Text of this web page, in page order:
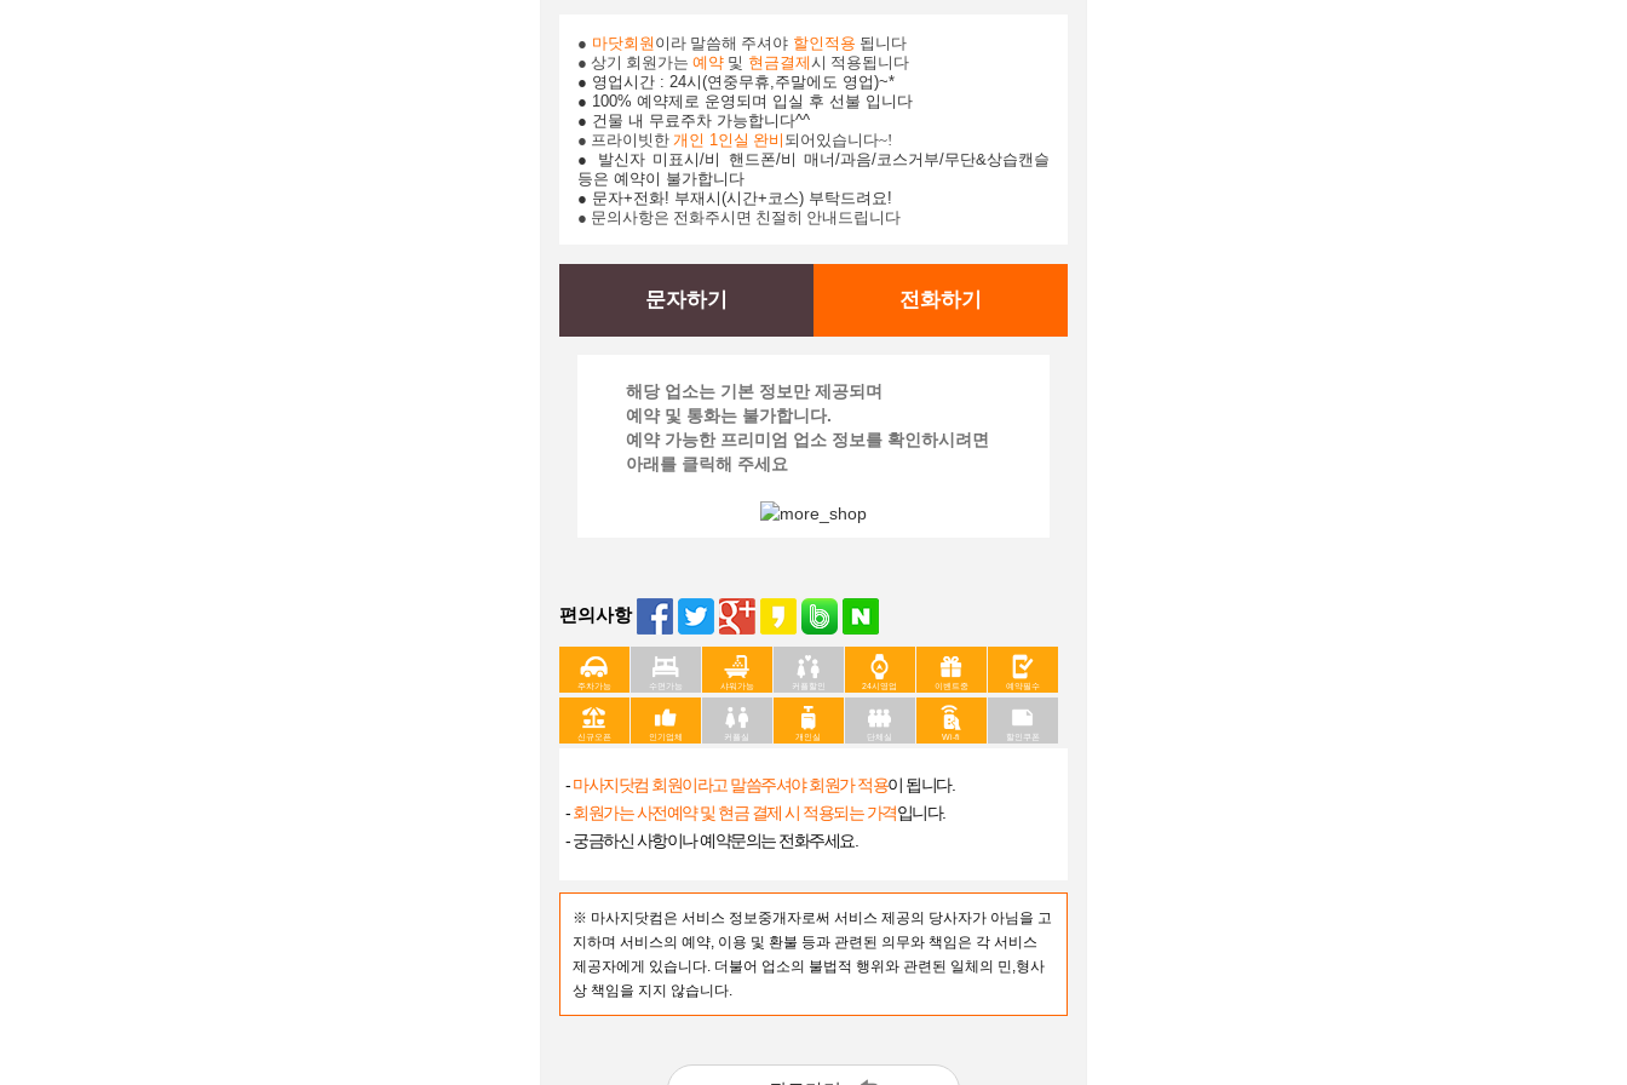
● 마닷회원 이라 말씀해 주셔야 할인적용 됩니다
● 상기 회원가는 예약 및 현금결제시 적용됩니다
● 영업시간 : 24시(연중무휴,주말에도 영업)~*
● 100% 예약제로 운영되며 입실 후 선불 입니다
● 건물 내 무료주차 가능합니다^^
● 프라이빗한 개인 1인실 완비 되어있습니다~!
● 발신자 미표시/비 핸드폰/비 매너/과음/코스거부/무단&상습캔슬
등은 예약이 불가합니다
● 문자+전화! 부재시(시간+코스) 부탁드려요!
● 문의사항은 전화주시면 친절히 안내드립니다
문자하기 전화하기
해당 업소는 기본 정보만 제공되며
예약 및 통화는 불가합니다.
예약 가능한 프리미엄 업소 정보를 확인하시려면
아래를 클릭해 주세요
편의사항
주차가능 수면가능 샤워가능 커플할인 24시영업 이벤트중 예약필수
신규오픈 인기업체 커플실 개인실 단체실 Wi-fi 할인쿠폰
-마사지닷컴 회원이라고 말씀주셔야 회원가 적용이 됩니다.
-회원가는 사전예약 및 현금 결제 시 적용되는 가격입니다.
- 궁금하신 사항이나 예약문의는 전화주세요.
※ 마사지닷컴은 서비스 정보중개자로써 서비스 제공의 당사자가 아님을 고
지하며 서비스의 예약, 이용 및 환불 등과 관련된 의무와 책임은 각 서비스
제공자에게 있습니다. 더불어 업소의 불법적 행위와 관련된 일체의 민,형사
상 책임을 지지 않습니다.